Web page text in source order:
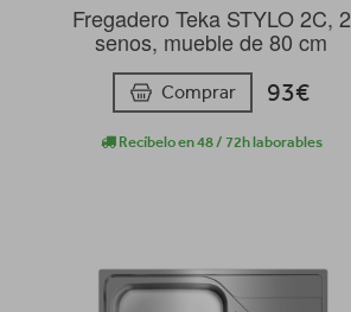
Fregadero Teka STYLO 2C, 2
senos, mueble de 80 cm
Comprar 93€
Recíbelo en 48 / 72h laborables